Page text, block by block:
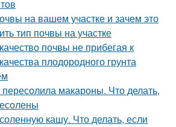
на вашем участке и зачем это
тип почвы на участке
почвы не прибегая к
плодородного грунта
пересолила макароны. Что делать,
кашу. Что делать, если